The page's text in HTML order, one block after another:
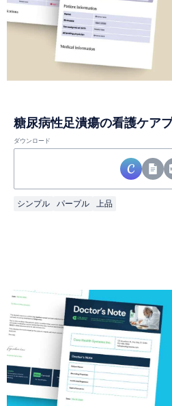
糖尿病性足潰瘍の看護ケア
ダウンロード
シンプル パープル 上品